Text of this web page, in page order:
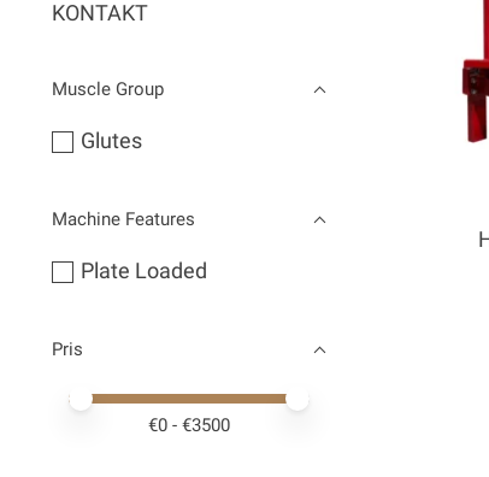
KONTAKT
Muscle Group
Glutes
Machine Features
Plate Loaded
Pris
Price minimum value
Price maximum value
€0 - €3500